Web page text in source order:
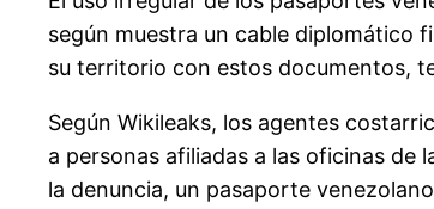
según muestra un cable diplomático
su territorio con estos documentos,
Según Wikileaks, los agentes
a personas afiliadas a las oficinas de
la denuncia, un pasaporte